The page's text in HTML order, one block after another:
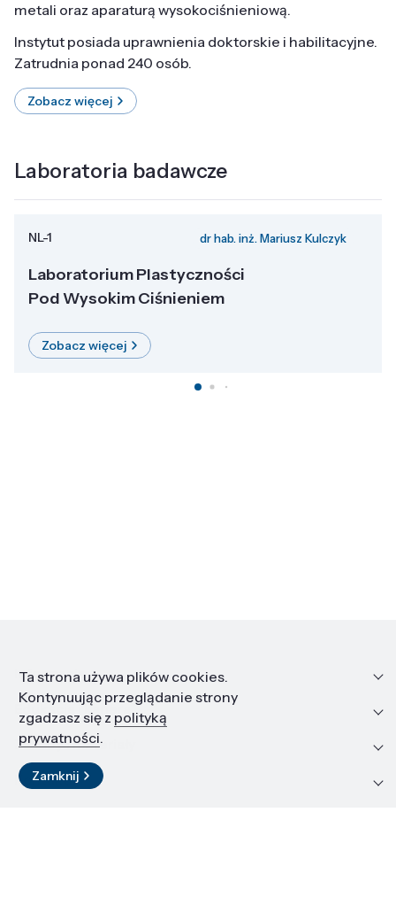
metali oraz aparaturą wysokociśnieniową.
Instytut posiada uprawnienia doktorskie i habilitacyjne.
Zatrudnia ponad 240 osób.
Zobacz więcej
Laboratoria badawcze
NL-1 dr hab. inż. Mariusz Kulczyk
Laboratorium Plastyczności
Pod Wysokim Ciśnieniem
Zobacz więcej
Informacje
Edukacja i kariera
Zasoby i materiały
Kontakt
Ta strona używa plików cookies.
Kontynuując przeglądanie strony
zgadzasz się z polityką
prywatności.
Zamknij